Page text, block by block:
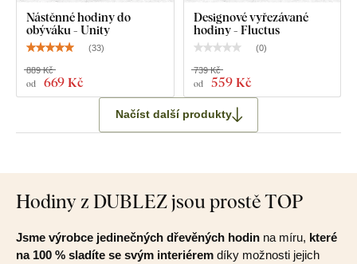
Nástěnné hodiny do
obýváku - Unity
(33)
od 669 Kč
889 Kč
Designové vyřezávané
hodiny - Fluctus
(0)
od 559 Kč
739 Kč
Načíst další produkty
Hodiny z DUBLEZ jsou prostě TOP
Jsme výrobce jedinečných dřevěných hodin na míru, které
na 100 % sladíte se svým interiérem díky možnosti jejich